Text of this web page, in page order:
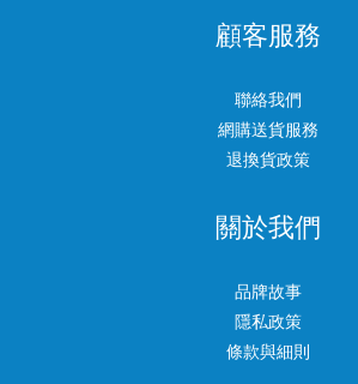
顧客服務
聯絡我們
網購送貨服務
退換貨政策
關於我們
品牌故事
隱私政策
條款與細則